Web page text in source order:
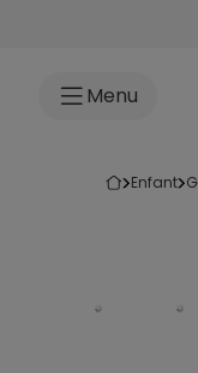
Menu
enfant